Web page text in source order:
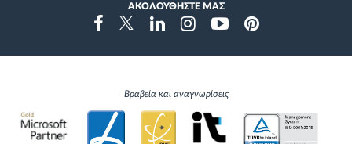
ΑΚΟΛΟΥΘΗΣΤΕ ΜΑΣ
FacebookTwitterLinkedinInstragramYoutubePinterest
Βραβεία και αναγνωρίσεις